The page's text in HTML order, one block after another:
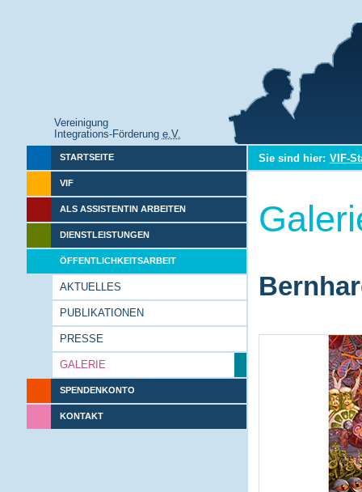
Vereinigung
Integrations-Förderung e.V.
STARTSEITE
VIF
ALS ASSISTENTIN ARBEITEN
DIENSTLEISTUNGEN
ÖFFENTLICHKEITSARBEIT
AKTUELLES
PUBLIKATIONEN
PRESSE
GALERIE
SPENDENKONTO
KONTAKT
Sie sind hier: VIF-